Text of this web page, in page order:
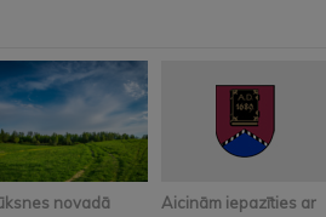
novadā
Aicinām iepazīties ar